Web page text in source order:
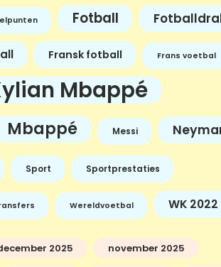
Fotball
Fransk fotball Frans voetbal
Mbappé
Mbappé Messi
Sport Sportprestaties
Wereldvoetbal WK 2022
2025 november 2025